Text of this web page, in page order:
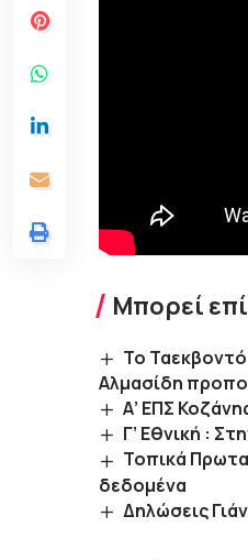
Μπορεί
Το
Αλμασίδη
Α’ ΕΠΣ
Γ’ Εθνική :
Τοπικά
δεδομένα
Δηλώσεις